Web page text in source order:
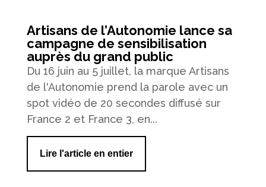
Artisans de l’Autonomie lance sa
campagne de sensibilisation
auprès du grand public
Du 16 juin au 5 juillet, la marque Artisans
de l'Autonomie prend la parole avec un
spot vidéo de 20 secondes diffusé sur
France 2 et France 3, en...
Lire l'article en entier